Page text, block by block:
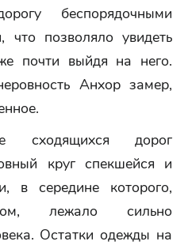
беспорядочными
что позволяло увидеть
почти выйдя на него.
Анхор замер,
сходящихся дорог
круг спекшейся и
в середине которого,
лежало сильно
Остатки одежды на